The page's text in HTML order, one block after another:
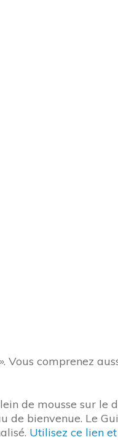
comprenez
de mousse sur le
bienvenue. Le
Utilisez ce lien